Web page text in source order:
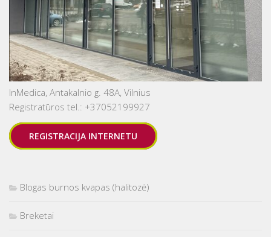
InMedica, Antakalnio g. 48A, Vilnius
Registratūros tel.: +37052199927
REGISTRACIJA INTERNETU
Blogas burnos kvapas (halitozė)
Breketai